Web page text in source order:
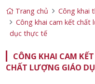
Trang chủ
Công khai
Công khai cam kết
dục thực tế
CÔNG KHAI CAM
CHẤT LƯỢNG GIÁO